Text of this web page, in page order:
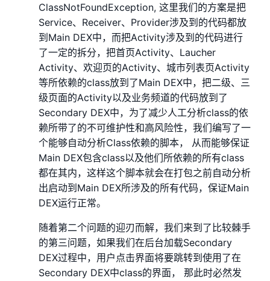
ClassNotFoundException, 这里我们的方案是把
Service、Receiver、Provider涉及到的代码都放
到Main DEX中，而把Activity涉及到的代码进行
了一定的拆分，把首页Activity、Laucher
Activity、欢迎页的Activity、城市列表页Activity
等所依赖的class放到了Main DEX中，把二级、三
级页面的Activity以及业务频道的代码放到了
Secondary DEX中，为了减少人工分析class的依
赖所带了的不可维护性和高风险性，我们编写了一
个能够自动分析Class依赖的脚本， 从而能够保证
Main DEX包含class以及他们所依赖的所有class
都在其内，这样这个脚本就会在打包之前自动分析
出启动到Main DEX所涉及的所有代码，保证Main
DEX运行正常。
随着第二个问题的迎刃而解，我们来到了比较棘手
的第三问题，如果我们在后台加载Secondary
DEX过程中，用户点击界面将要跳转到使用了在
Secondary DEX中class的界面， 那此时必然发